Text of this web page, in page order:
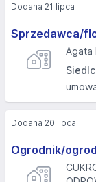
Sprzedawca/
Agata
Dodana 21 lipca
Ogrodnik/
Dodana 20 lipca